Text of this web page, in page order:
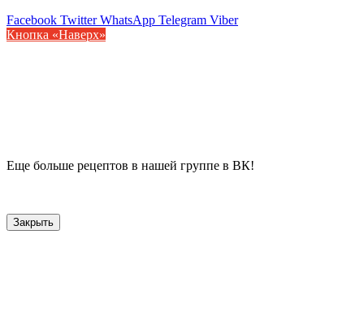
Facebook Twitter WhatsApp Telegram Viber
Кнопка «Наверх»
Еще больше рецептов в нашей группе в ВК!
Закрыть